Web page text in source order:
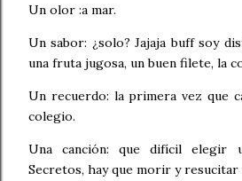
Un olor :a mar.
Un sabor: ¿solo? Jajaja buff soy
una fruta jugosa, un buen filete, la
Un recuerdo: la primera vez que
colegio.
Una canción: que difícil elegir
Secretos, hay que morir y resucitar